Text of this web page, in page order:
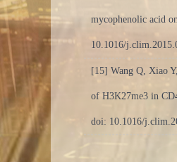
mycophenolic acid
10.1016/
[15] Wang Q, Xiao
of H3K27me3 in
doi: 10.1016/